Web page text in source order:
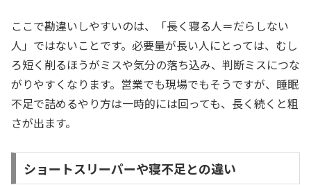
ここで勘違いしやすいのは、「長く寝る人＝だらしない
人」ではないことです。必要量が長い人にとっては、むし
ろ短く削るほうがミスや気分の落ち込み、判断ミスにつな
がりやすくなります。営業でも現場でもそうですが、睡眠
不足で詰めるやり方は一時的には回っても、長く続くと粗
さが出ます。
ショートスリーパーや寝不足との違い